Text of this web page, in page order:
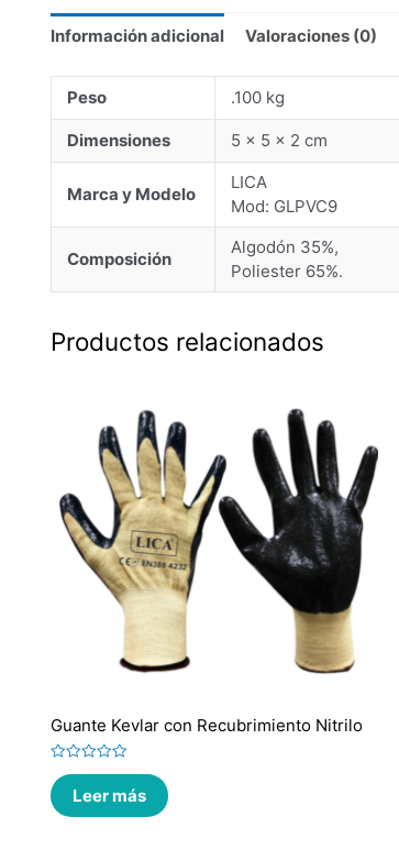
Información adicional Valoraciones (0)
Peso .100 kg
Dimensiones 5 × 5 × 2 cm
Marca y Modelo
LICA
Mod: GLPVC9
Composición
Algodón 35%,
Poliester 65%.
Productos relacionados
Guante Kevlar con Recubrimiento Nitrilo
Valorado
en
0
de
Leer más